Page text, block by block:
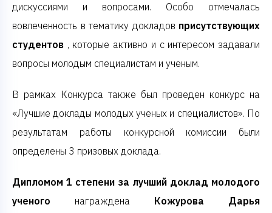
дискуссиями и вопросами. Особо отмечалась
вовлеченность в тематику докладов присутствующих
студентов , которые активно и с интересом задавали
вопросы молодым специалистам и ученым.
В рамках Конкурса также был проведен конкурс на
«Лучшие доклады молодых ученых и специалистов». По
результатам работы конкурсной комиссии были
определены 3 призовых доклада.
Дипломом 1 степени за лучший доклад молодого
ученого награждена Кожурова Дарья